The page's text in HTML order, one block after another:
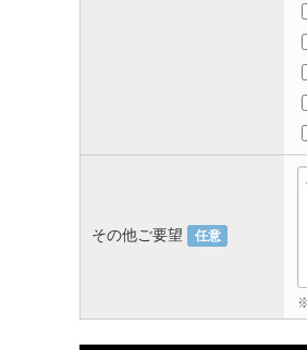
その他ご要望 任意